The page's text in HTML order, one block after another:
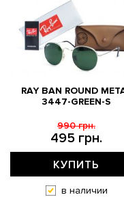
RAY BAN ROUND
3447-GREEN-S
495 грн.
990 грн.
КУПИТЬ
в наличии